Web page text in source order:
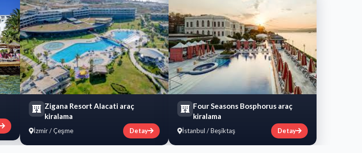
Zigana Resort Alacati araç
kiralama
İzmir / Çeşme Detay
Four Seasons Bosphorus araç
kiralama
İstanbul / Beşiktaş Detay